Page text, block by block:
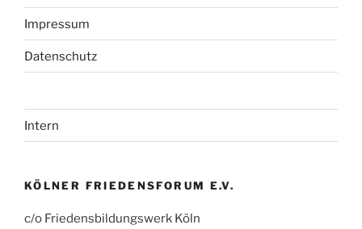
Impressum
Datenschutz
Intern
KÖLNER FRIEDENSFORUM E.V.
c/o Friedensbildungswerk Köln